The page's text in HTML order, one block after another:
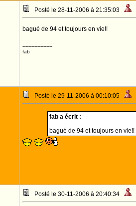
Posté le 28-11-2006 à 21:35:03
bagué de 94 et toujours en vie!!
--------------------
fab
Posté le 29-11-2006 à 00:10:05
fab a écrit :
bagué de 94 et toujours en vie!!
Posté le 30-11-2006 à 20:40:34